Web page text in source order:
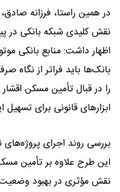
در همین راستا، فرزانه
نقش کلیدی شبکه بانکی در
اظهار داشت: منابع بانکی
بانک‌ها باید فراتر از نگاه
را در قبال تأمین مسکن
ابزار‌های قانونی برای
بررسی روند اجرای
این طرح علاوه بر تأمین
نقش مؤثری در بهبود